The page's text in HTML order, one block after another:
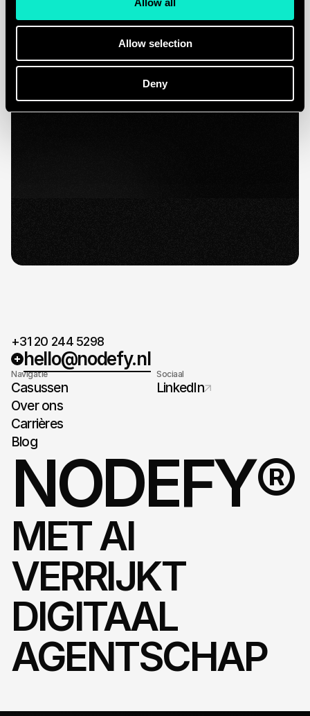
Allow all
Allow selection
Deny
Plan een strategisch gesprek
+31 20 244 5298
hello@nodefy.nl
Navigatie
Casussen
Over ons
Carrières
Blog
Sociaal
LinkedIn
NODEFY®
MET AI
VERRIJKT
DIGITAAL
AGENTSCHAP